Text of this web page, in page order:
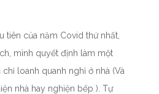
tiên của năm Covid thứ nhất,
mình quyết định làm một
loanh quanh nghỉ ở nhà (Và
nhà hay nghiện bếp ). Tự